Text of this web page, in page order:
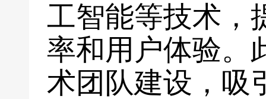
工智能等技术，
率和用户体验。
术团队建设，吸